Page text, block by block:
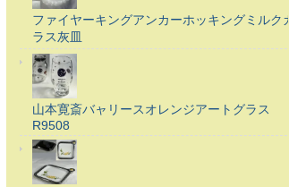
ファイヤーキングアンカーホッキングミルクガ
ラス灰皿
山本寛斎バャリースオレンジアートグラス
R9508